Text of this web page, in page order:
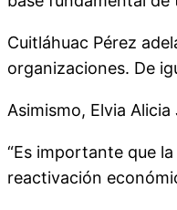
Cuitláhuac Pérez
organizaciones. De
Asimismo, Elvia
“Es importante que
reactivación